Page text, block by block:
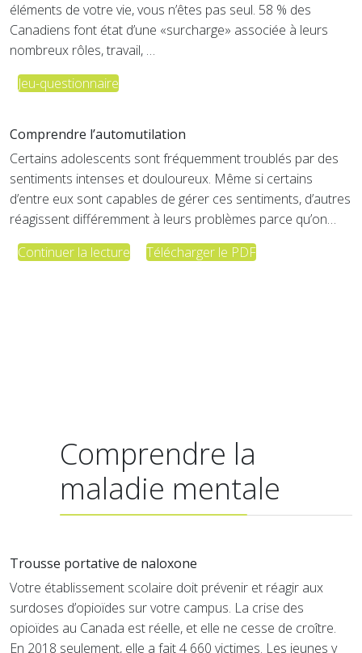
éléments de votre vie, vous n’êtes pas seul. 58 % des
Canadiens font état d’une «surcharge» associée à leurs
nombreux rôles, travail, …
Jeu-questionnaire
Comprendre l’automutilation
Certains adolescents sont fréquemment troublés par des
sentiments intenses et douloureux. Même si certains
d’entre eux sont capables de gérer ces sentiments, d’autres
réagissent différemment à leurs problèmes parce qu’on…
Continuer la lecture
Télécharger le PDF
Comprendre la
maladie mentale
Trousse portative de naloxone
Votre établissement scolaire doit prévenir et réagir aux
surdoses d’opioïdes sur votre campus. La crise des
opioïdes au Canada est réelle, et elle ne cesse de croître.
En 2018 seulement, elle a fait 4 660 victimes. Les jeunes y